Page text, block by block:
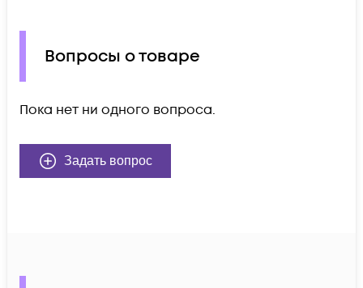
Вопросы о товаре
Пока нет ни одного вопроса.
Задать вопрос